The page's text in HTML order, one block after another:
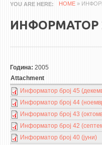
НАУЧНА ДЕЈНОСТ
АПЛИКАТИВНА ДЕЈНОСТ
МЕЃУНАРОДНА
ERASMUS+
QIM-SEE
3DFindIT
YOU ARE HERE HOME »
ИНФОРМАТОР
Година: 2005
Attachment
Информатор број 45
Информатор број 44
Информатор број 43
Информатор број 42
Информатор број 40 (јуни)